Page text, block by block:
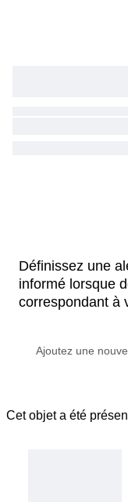
Définissez une
informé lorsque
correspondant à
Cet objet a été